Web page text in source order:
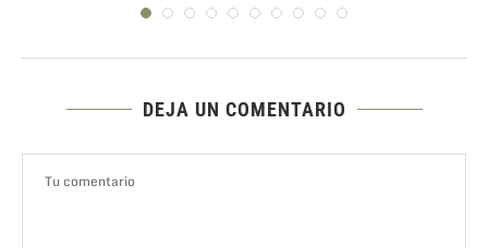
DEJA UN COMENTARIO